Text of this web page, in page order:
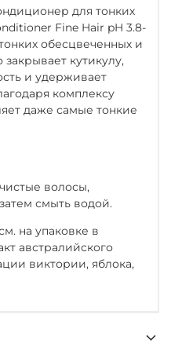
для тонких
Fine Hair pH 3.8-
обесцвеченных и
кутикулу,
и удерживает
комплексу
даже самые тонкие
волосы,
смыть водой.
на упаковке в
австралийского
виктории, яблока,